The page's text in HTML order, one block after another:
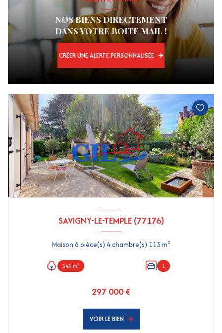
NOS BIENS DIRECTEMENT
DANS VOTRE BOITE MAIL !
CRÉER UNE ALERTE PERSONNALISÉE
SAVIGNY-LE-TEMPLE (77176)
Maison 6 pièce(s) 4 chambre(s) 113 m²
343 m² 1
297 000 €
VOIR LE BIEN